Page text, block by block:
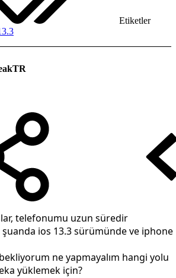
Etiketler
telefonumu uzun süredir
ios 13.3 sürümünde ve iphone
ne yapmayalım hangi yolu
yüklemek için?